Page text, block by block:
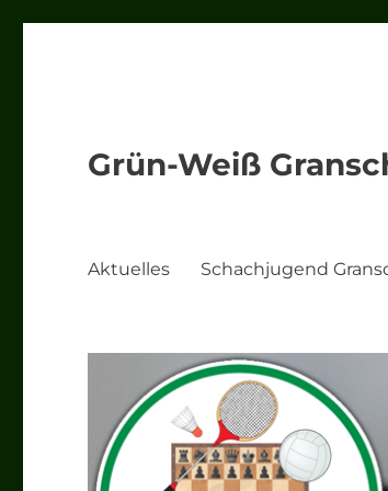
Grün-Weiß
Aktuelles Schachjugend